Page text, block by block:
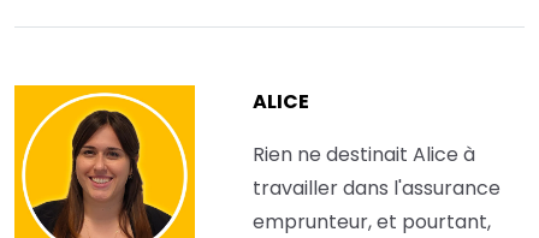
ALICE
Rien ne destinait Alice à
travailler dans l'assurance
emprunteur, et pourtant,